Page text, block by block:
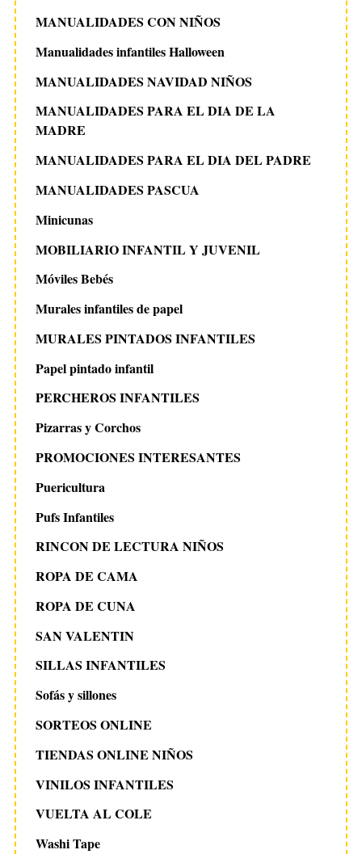
MANUALIDADES CON NIÑOS
Manualidades infantiles Halloween
MANUALIDADES NAVIDAD NIÑOS
MANUALIDADES PARA EL DIA DE LA
MADRE
MANUALIDADES PARA EL DIA DEL PADRE
MANUALIDADES PASCUA
Minicunas
MOBILIARIO INFANTIL Y JUVENIL
Móviles Bebés
Murales infantiles de papel
MURALES PINTADOS INFANTILES
Papel pintado infantil
PERCHEROS INFANTILES
Pizarras y Corchos
PROMOCIONES INTERESANTES
Puericultura
Pufs Infantiles
RINCON DE LECTURA NIÑOS
ROPA DE CAMA
ROPA DE CUNA
SAN VALENTIN
SILLAS INFANTILES
Sofás y sillones
SORTEOS ONLINE
TIENDAS ONLINE NIÑOS
VINILOS INFANTILES
VUELTA AL COLE
Washi Tape